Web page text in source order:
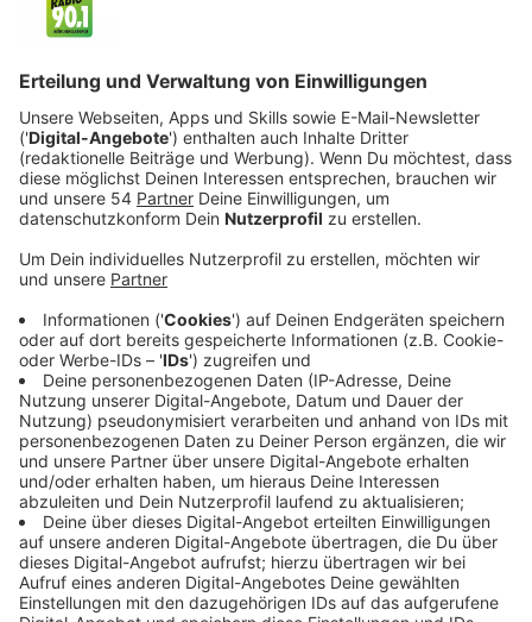
Anfang November wird an der Hochschule Niederrhein
das Bewohnerparken eingeführt. Seit heute können die
Anträge dafür eingereicht werden. Das
Bewohnerparken wird für Teile der Brucknerallee, der
Breite Straße, der Brandenberger Straße, Bromberger
Straße, Siepensteg, Richard-Wagner-Straße und
Webschulstraße eingerichtet. Das bedeutet, dass ab
dem 01.11 auf diesen Straßen Bereiche
ausgeschildert werden, in denen nur Anwohner mit
einem Bewohnerparkausweis parken dürfen. Die
Parkausweise können online im ServicePortal der
Stadt Mönchengladbach beantragt und dann direkt
ausgedruckt werden. Die betroffenen Bewohnerinnen
und Bewohner wurden vom Ordnungsamt schriftlich
informiert.Hier kann der Parkausweis beantragt
werden.
Anzeige